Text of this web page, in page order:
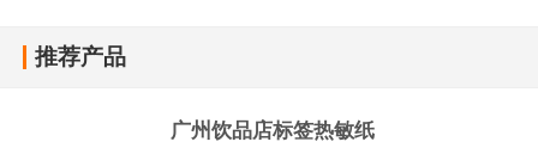
推荐产品
广州饮品店标签热敏纸